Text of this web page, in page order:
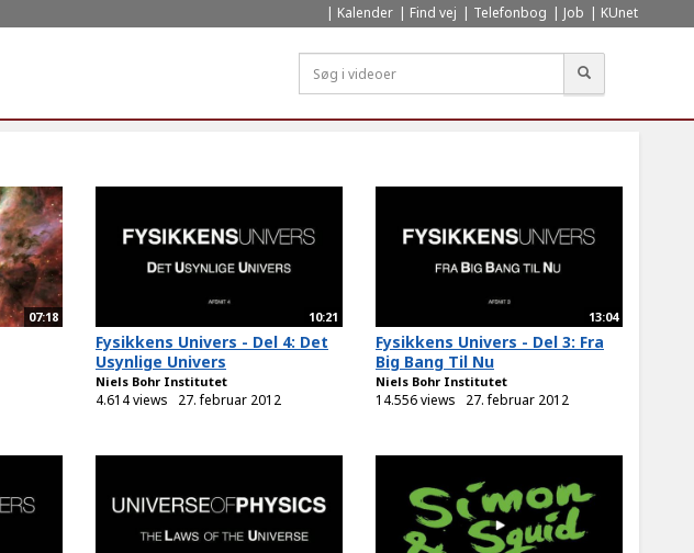
Kalender Find vej Telefonbog Job KUnet
07:18 10:21
Fysikkens Univers - Del 4: Det
Usynlige Univers
Niels Bohr Institutet
4.614 views 27. februar 2012
13:04
Fysikkens Univers - Del 3: Fra
Big Bang Til Nu
Niels Bohr Institutet
14.556 views 27. februar 2012